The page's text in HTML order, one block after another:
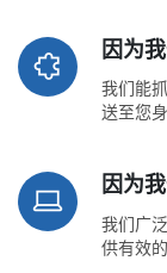
因为
我们能
送至您
因为
我们广
供有效